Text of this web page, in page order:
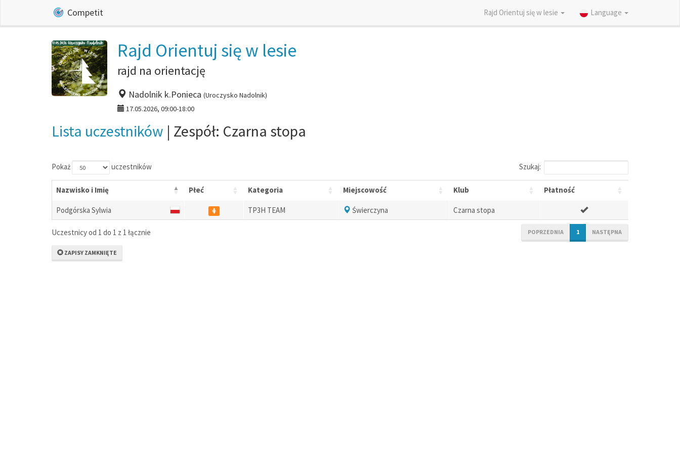
Competit Language
Rajd Orientuj się w lesie
Rajd Orientuj się w lesie
rajd na orientację
Nadolnik k.Ponieca (Uroczysko Nadolnik)
17.05.2026, 09:00-18:00
Lista uczestników | Zespół: Czarna stopa
Pokaż uczestników Szukaj:
Nazwisko i Imię Płeć Kategoria Miejscowość Klub Płatność
Podgórska Sylwia TP3H TEAM Świerczyna Czarna stopa
Uczestnicy od 1 do 1 z 1 łącznie POPRZEDNIA 1 NASTĘPNA
ZAPISY ZAMKNIĘTE